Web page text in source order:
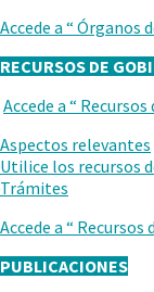
Accede a “ Órganos
RECURSOS DE
VUELVE
AL
NIVEL
ANTERIOR
Accede a “
Aspectos relevantes
Utilice los recursos
Trámites
Accede a “ Recursos
PUBLICACIONES